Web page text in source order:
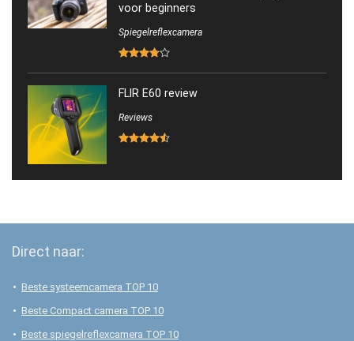
voor beginners
Spiegelreflexcamera
FLIR E60 review
Reviews
Direct naar:
Beste systeemcamera TOP 10
Beste Compact camera TOP 10
Beste spiegelreflexcamera TOP 10